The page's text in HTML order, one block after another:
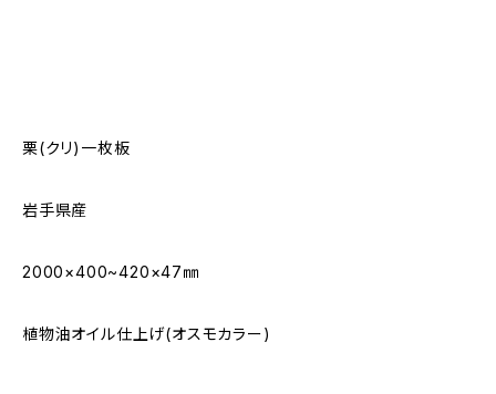
栗(クリ)一枚板
岩手県産
2000×400~420×47㎜
植物油オイル仕上げ(オスモカラー)